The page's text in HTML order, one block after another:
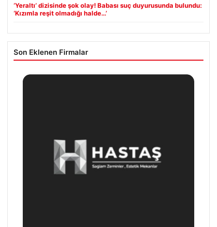
‘Yeraltı’ dizisinde şok olay! Babası suç duyurusunda bulundu:
‘Kızımla reşit olmadığı halde…’
Son Eklenen Firmalar